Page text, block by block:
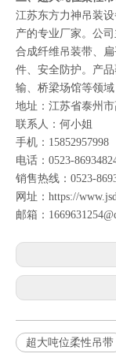
江苏东方力神吊装设
产的专业厂家。公
合成纤维吊装带、
件、 安全防护。产
输、桥梁场馆等领
地址：江苏省泰州
联系人：何小姐
手机：15852957998
电话：0523-
销售热线：0523-
网址：https://
邮箱：
超大吨位柔性吊带